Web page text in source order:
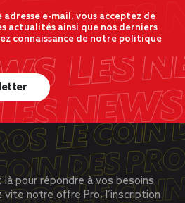
e-mail, vous acceptez de
actualités ainsi que nos derniers
connaissance de notre politique
là pour répondre à vos besoins
notre offre Pro, l’inscription